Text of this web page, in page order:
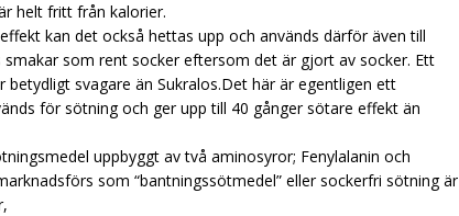
helt fritt från kalorier.
kan det också hettas upp och används därför även till
som rent socker eftersom det är gjort av socker. Ett
svagare än Sukralos.Det här är egentligen ett
för sötning och ger upp till 40 gånger sötare effekt än
uppbyggt av två aminosyror; Fenylalanin och
som “bantningssötmedel” eller sockerfri sötning är